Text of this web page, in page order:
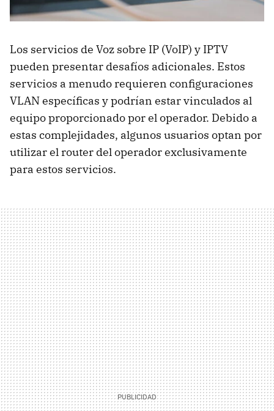
Los servicios de Voz sobre IP (VoIP) y IPTV
pueden presentar desafíos adicionales. Estos
servicios a menudo requieren configuraciones
VLAN específicas y podrían estar vinculados al
equipo proporcionado por el operador. Debido a
estas complejidades, algunos usuarios optan por
utilizar el router del operador exclusivamente
para estos servicios.